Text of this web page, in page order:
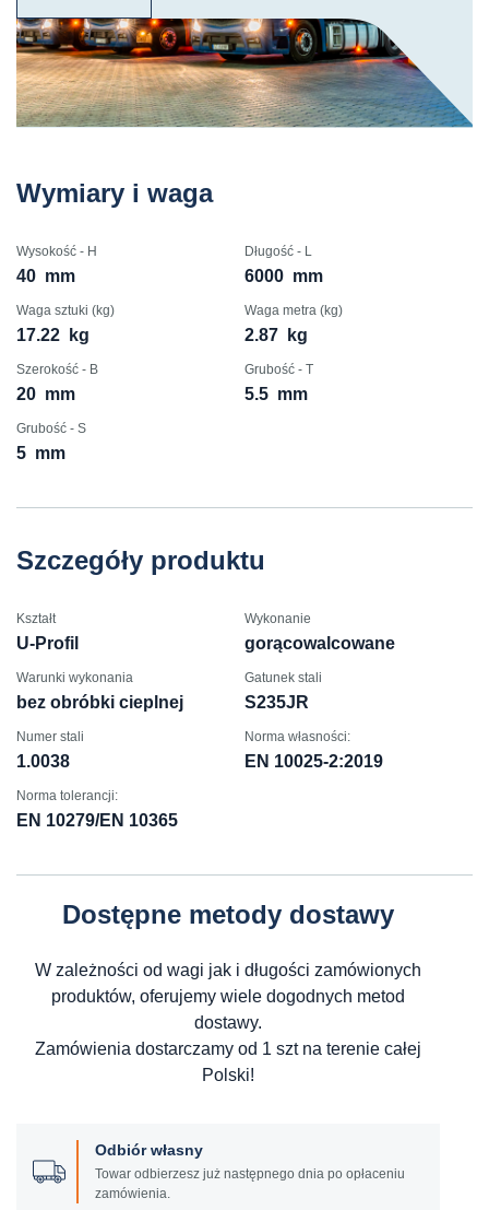
Wymiary i waga
Wysokość - H
40 mm
Długość - L
6000 mm
Waga sztuki (kg)
17.22 kg
Waga metra (kg)
2.87 kg
Szerokość - B
20 mm
Grubość - T
5.5 mm
Grubość - S
5 mm
Szczegóły produktu
Kształt
U-Profil
Wykonanie
gorącowalcowane
Warunki wykonania
bez obróbki cieplnej
Gatunek stali
S235JR
Numer stali
1.0038
Norma własności:
EN 10025-2:2019
Norma tolerancji:
EN 10279/EN 10365
Dostępne metody dostawy
W zależności od wagi jak i długości zamówionych
produktów, oferujemy wiele dogodnych metod
dostawy.
Zamówienia dostarczamy od 1 szt na terenie całej
Polski!
Odbiór własny
Towar odbierzesz już następnego dnia po opłaceniu
zamówienia.